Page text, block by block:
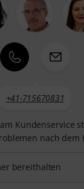
+41-715670831
Kundenservice
nach dem
bereithalten